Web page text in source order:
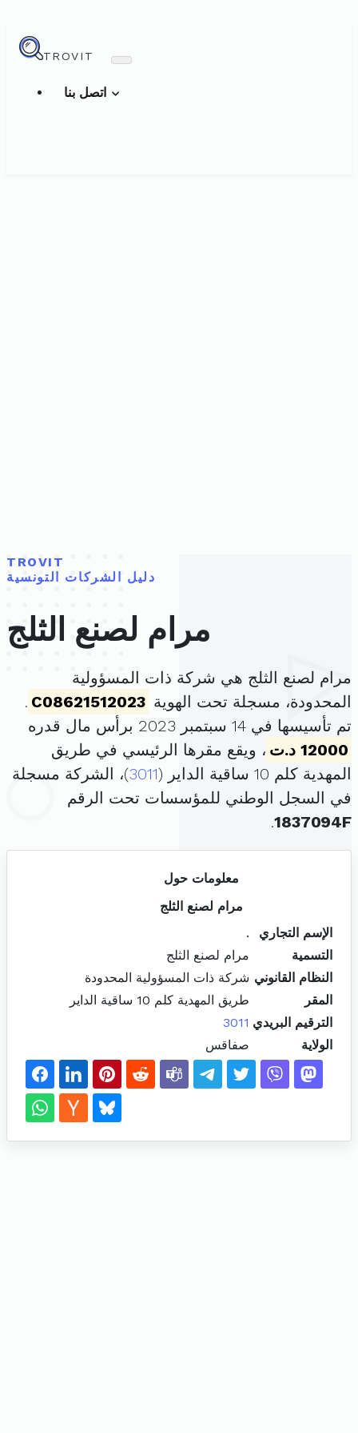
TROVIT
TROVIT
دليل الشركات التونسية
مرام لصنع الثلج
مرام لصنع الثلج هي شركة ذات المسؤولية
المحدودة، مسجلة تحت الهوية C08621512023
.
تم تأسيسها في 14 سبتمبر 2023 برأس مال قدره
12000 د.ت
، ويقع مقرها الرئيسي في طريق
المهدية كلم 10 ساقية الداير (
3011)، الشركة مسجلة
في السجل الوطني للمؤسسات تحت الرقم
1837094F
.
معلومات حول
مرام لصنع الثلج
الإسم التجاري
.
التسمية
مرام لصنع الثلج
النظام القانوني شركة ذات المسؤولية المحدودة
المقر
طريق المهدية كلم 10 ساقية الداير
الترقيم البريدي 3011
الولاية
صفاقس